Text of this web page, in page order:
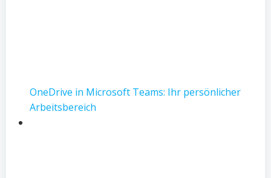
OneDrive in Microsoft Teams: Ihr persönlicher
Arbeitsbereich